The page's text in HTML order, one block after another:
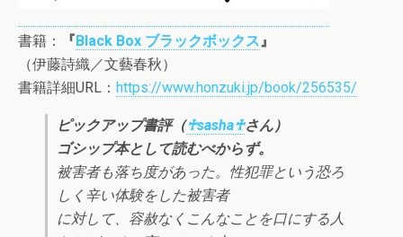
書籍： 『Black Box ブラックボックス』
（伊藤詩織／文藝春秋）
書籍詳細URL： https://www.honzuki.jp/book/256535/
ピックアップ書評（♰sasha♰さん）
ゴシップ本として読むべからず。
被害者も落ち度があった。性犯罪という恐ろ
しく辛い体験をした被害者
に対して、容赦なくこんなことを口にする人